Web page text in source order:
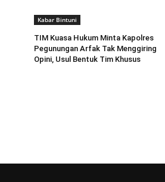
Kabar Bintuni
TIM Kuasa Hukum Minta Kapolres
Pegunungan Arfak Tak Menggiring
Opini, Usul Bentuk Tim Khusus